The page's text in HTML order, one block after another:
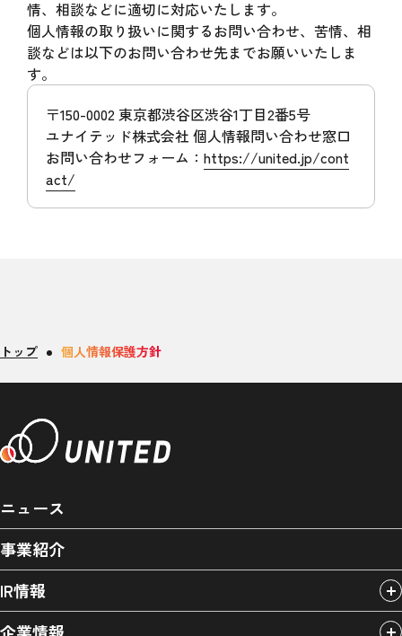
情、相談などに適切に対応いたします。
個人情報の取り扱いに関するお問い合わせ、苦情、相
談などは以下のお問い合わせ先までお願いいたしま
す。
〒150-0002 東京都渋谷区渋谷1丁目2番5号
ユナイテッド株式会社 個人情報問い合わせ窓口
お問い合わせフォーム： https://united.jp/cont
act/
トップ 個人情報保護方針
ニュース
事業紹介
IR情報